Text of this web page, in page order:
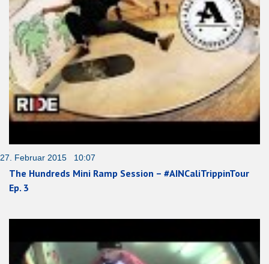
27. Februar 2015 10:07
The Hundreds Mini Ramp Session – #AINCaliTrippinTour
Ep. 3